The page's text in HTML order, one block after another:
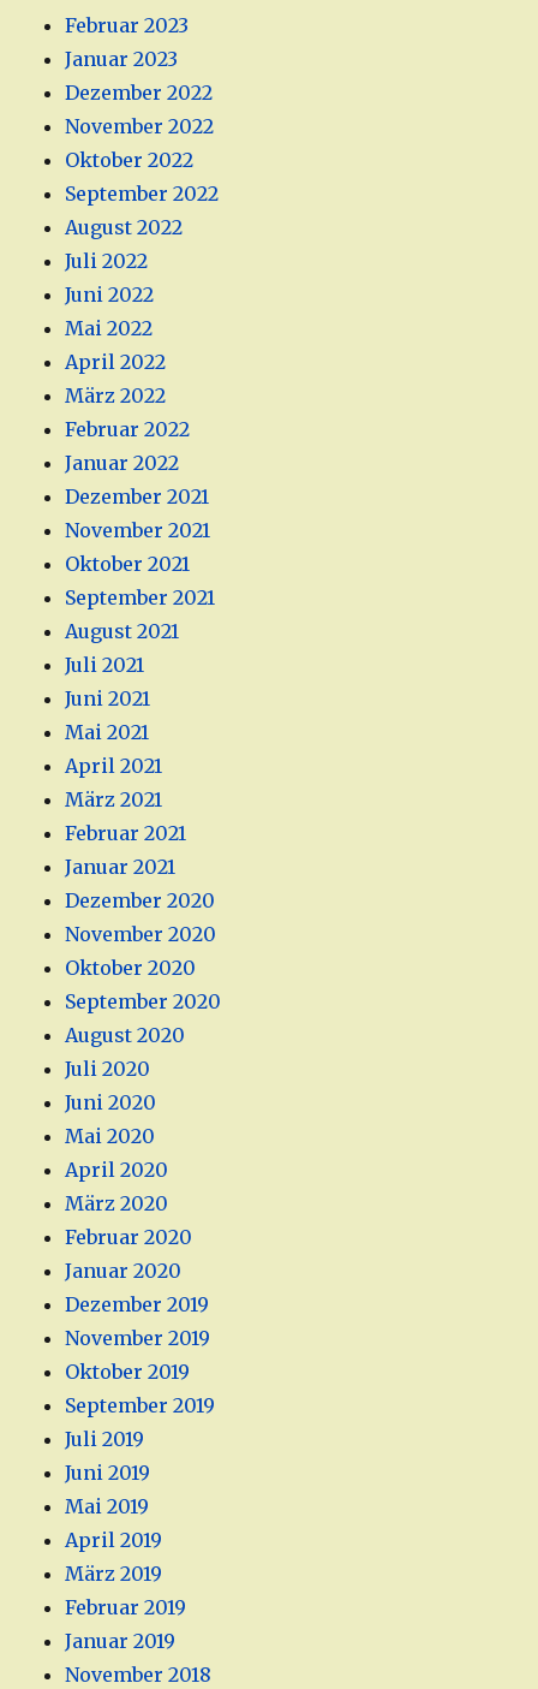
Februar 2023
Januar 2023
Dezember 2022
November 2022
Oktober 2022
September 2022
August 2022
Juli 2022
Juni 2022
Mai 2022
April 2022
März 2022
Februar 2022
Januar 2022
Dezember 2021
November 2021
Oktober 2021
September 2021
August 2021
Juli 2021
Juni 2021
Mai 2021
April 2021
März 2021
Februar 2021
Januar 2021
Dezember 2020
November 2020
Oktober 2020
September 2020
August 2020
Juli 2020
Juni 2020
Mai 2020
April 2020
März 2020
Februar 2020
Januar 2020
Dezember 2019
November 2019
Oktober 2019
September 2019
Juli 2019
Juni 2019
Mai 2019
April 2019
März 2019
Februar 2019
Januar 2019
November 2018